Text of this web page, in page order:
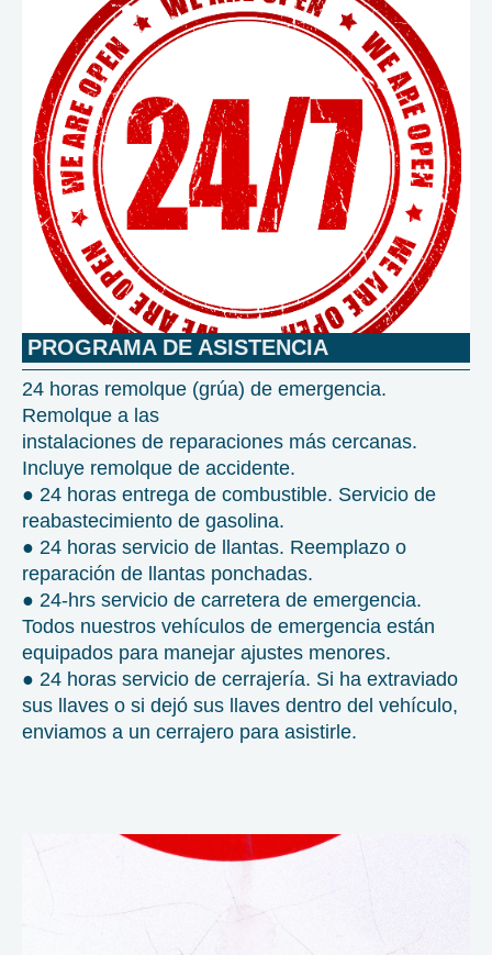
PROGRAMA DE ASISTENCIA
24 horas remolque (grúa) de emergencia.
Remolque a las
instalaciones de reparaciones más cercanas.
Incluye remolque de accidente.
● 24 horas entrega de combustible. Servicio de
reabastecimiento de gasolina.
● 24 horas servicio de llantas. Reemplazo o
reparación de llantas ponchadas.
● 24‐hrs servicio de carretera de emergencia.
Todos nuestros vehículos de emergencia están
equipados para manejar ajustes menores.
● 24 horas servicio de cerrajería. Si ha extraviado
sus llaves o si dejó sus llaves dentro del vehículo,
enviamos a un cerrajero para asistirle.